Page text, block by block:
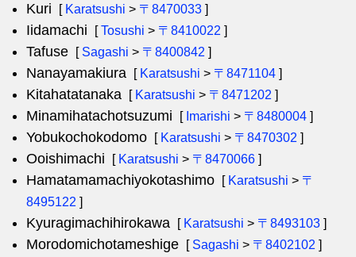
Kuri [ Karatsushi > 〒8470033 ]
Iidamachi [Tosushi > 〒8410022 ]
Tafuse [ Sagashi > 〒8400842 ]
Nanayamakiura [ Karatsushi > 〒8471104 ]
Kitahatatanaka [ Karatsushi > 〒8471202 ]
Minamihatachotsuzumi [ Imarishi > 〒8480004 ]
Yobukochokodomo [ Karatsushi > 〒8470302 ]
Ooishimachi [ Karatsushi > 〒8470066 ]
Hamatamamachiyokotashimo [ Karatsushi > 〒
8495122 ]
Kyuragimachihirokawa [ Karatsushi > 〒8493103 ]
Morodomichotameshige [ Sagashi > 〒8402102 ]